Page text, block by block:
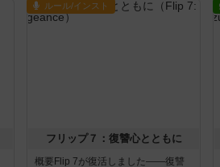
ルール/インスト
フリップ７：復讐心とともに
概要Flip 7が復活しました――復讐